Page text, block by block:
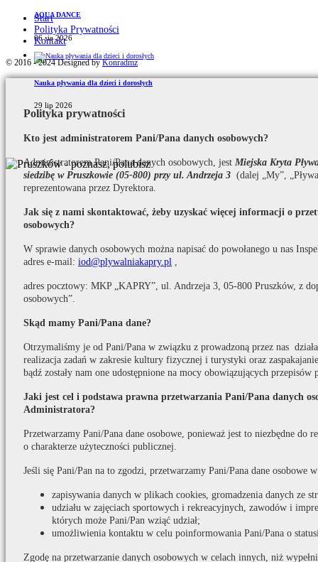
AQUA DANCE
06 sie 2026
Nauka pływania dla dzieci i dorosłych
29 lip 2026
Start
Polityka Prywatności
Kontakt
© 2016 - 2024 Designed byKonradmz
Polityka prywatności
Kto jest administratorem Pani/Pana danych osobowych?
Administratorem Pani/Pana danych osobowych, jest Miejska Kryta
siedzibę w Pruszkowie (05-800) przy ul. Andrzeja 3 (dalej „My”,
reprezentowana przez Dyrektora.
Jak się z nami skontaktować, żeby uzyskać więcej informacji o
osobowych?
W sprawie danych osobowych można napisać do powołanego u nas
adres e-mail: iod@plywalniakapry.pl
adres pocztowy: MKP „KAPRY”, ul. Andrzeja 3, 05-800 Pruszków, z
osobowych”.
Skąd mamy Pani/Pana dane?
Otrzymaliśmy je od Pani/Pana w związku z prowadzoną przez nas
realizacja zadań w zakresie kultury fizycznej i turystyki oraz
bądź zostały nam one udostępnione na mocy obowiązujących przepisów
Jaki jest cel i podstawa prawna przetwarzania Pani/Pana danych
Administratora?
Przetwarzamy Pani/Pana dane osobowe, ponieważ jest to niezbędne do
o charakterze użyteczności publicznej.
Jeśli się Pani/Pan na to zgodzi, przetwarzamy Pani/Pana dane osobowe
zapisywania danych w plikach cookies, gromadzenia danych ze
udziału w zajęciach sportowych i rekreacyjnych, zawodów i
których może Pani/Pan wziąć udział;
umożliwienia kontaktu w celu poinformowania Pani/Pana o
Zgodę na przetwarzanie danych osobowych w celach innych, niż